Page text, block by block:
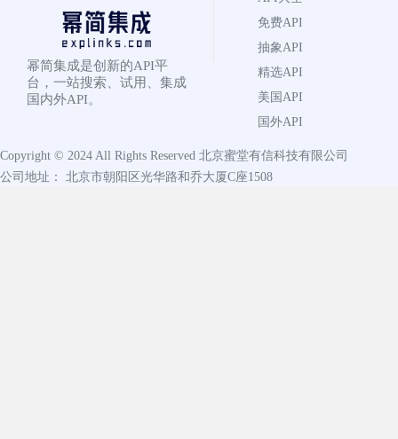
幂简集成是创新的API平
台，一站搜索、试用、集成
国内外API。
免费API
抽象API
精选API
美国API
国外API
Copyright © 2024 All Rights Reserved 北京蜜堂有信科技有限公司
公司地址： 北京市朝阳区光华路和乔大厦C座1508